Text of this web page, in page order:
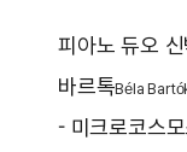
피아노 듀오 신
바르톡Béla
- 미크로코스